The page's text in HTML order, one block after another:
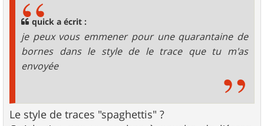
quick a écrit :
je peux vous emmener pour une quarantaine de
bornes dans le style de le trace que tu m'as
envoyée
Le style de traces "spaghettis" ?